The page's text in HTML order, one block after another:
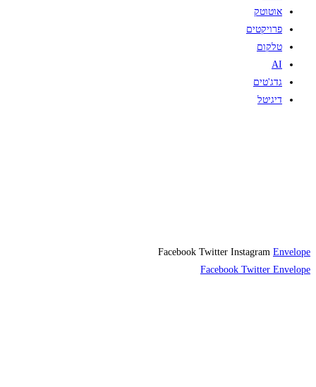
אוטוטק
פרויקטים
טלקום
AI
גדג'טים
דיגיטל
Facebook Twitter Instagram Envelope
Facebook Twitter Envelope